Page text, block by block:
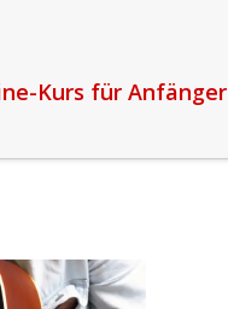
Kurs für Anfänger